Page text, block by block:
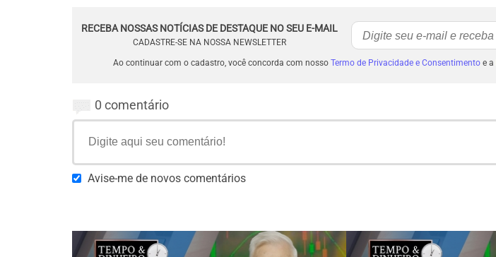
RECEBA NOSSAS NOTÍCIAS DE DESTAQUE NO SEU E-MAIL
CADASTRE-SE NA NOSSA NEWSLETTER
Ao continuar com o cadastro, você concorda com nosso Termo de Privacidade e Consentimentoe a
0 comentário
Avise-me de novos comentários